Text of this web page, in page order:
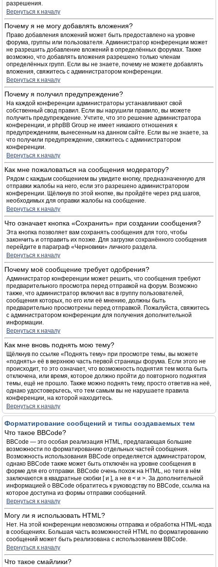
разрешения.
Вернуться к началу
Почему я не могу добавлять вложения?
Право добавления вложений может быть предоставлено на уровне
форума, группы или пользователя. Администратор конференции может
не разрешить добавление вложений в определённых форумах. Также
возможно, что добавлять вложения разрешено только членам
определённых групп. Если вы не знаете, почему не можете добавлять
вложения, свяжитесь с администратором конференции.
Вернуться к началу
Почему я получил предупреждение?
На каждой конференции администраторы устанавливают свой
собственный свод правил. Если вы нарушили правило, вы можете
получить предупреждение. Учтите, что это решение администратора
конференции, и phpBB Group не имеет никакого отношения к
предупреждениям, вынесенным на данном сайте. Если вы не знаете, за
что получили предупреждение, свяжитесь с администратором
конференции.
Вернуться к началу
Как мне пожаловаться на сообщения модератору?
Рядом с каждым сообщением вы увидите кнопку, предназначенную для
отправки жалобы на него, если это разрешено администратором
конференции. Щёлкнув по этой кнопке, вы пройдёте через ряд шагов,
необходимых для оправки жалобы на сообщение.
Вернуться к началу
Что означает кнопка «Сохранить» при создании сообщения?
Эта кнопка позволяет вам сохранять сообщения для того, чтобы
закончить и отправить их позже. Для загрузки сохранённого сообщения
перейдите в параграф «Черновики» личного раздела.
Вернуться к началу
Почему моё сообщение требует одобрения?
Администратор конференции может решить, что сообщения требуют
предварительного просмотра перед отправкой на форум. Возможно
также, что администратор включил вас в группу пользователей,
сообщения которых, по его или её мнению, должны быть
предварительно просмотрены перед отправкой. Пожалуйста, свяжитесь
с администратором конференции для получения дополнительной
информации.
Вернуться к началу
Как мне вновь поднять мою тему?
Щёлкнув по ссылке «Поднять тему» при просмотре темы, вы можете
«поднять» её в верхнюю часть первой страницы форума. Если этого не
происходит, то это означает, что возможность поднятия тем могла быть
отключена, или время, которое должно пройти до повторного поднятия
темы, ещё не прошло. Также можно поднять тему, просто ответив на неё,
однако удостоверьтесь, что тем самым вы не нарушаете правила
конференции, на которой находитесь.
Вернуться к началу
Форматирование сообщений и типы создаваемых тем
Что такое BBCode?
BBCode — это особая реализация HTML, предлагающая большие
возможности по форматированию отдельных частей сообщения.
Возможность использования BBCode определяется администратором,
однако BBCode также может быть отключён на уровне сообщения в
форме для его отправки. BBCode очень похож на HTML, но теги в нём
заключаются в квадратные скобки [ и ], а не в < и >. За дополнительной
информацией о BBCode обратитесь к руководству по BBCode, ссылка на
которое доступна из формы отправки сообщений.
Вернуться к началу
Могу ли я использовать HTML?
Нет. На этой конференции невозможны отправка и обработка HTML-кода
в сообщениях. Большая часть возможностей HTML по форматированию
сообщений может быть реализована с использованием BBCode.
Вернуться к началу
Что такое смайлики?